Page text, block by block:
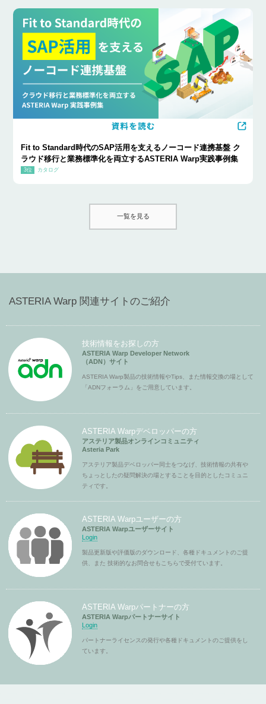
Fit to Standard時代のSAP活用を支えるノーコード連携基盤 ク
ラウド移行と業務標準化を両立するASTERIA Warp実践事例集
カタログ
一覧を見る
ASTERIA Warp 関連サイトのご紹介
技術情報をお探しの方
ASTERIA Warp Developer Network
（ADN）サイト
ASTERIA Warp製品の技術情報やTips、また情報交換の場として
「ADNフォーラム」をご用意しています。
ASTERIA Warpデベロッパーの方
アステリア製品オンラインコミュニティ
Asteria Park
アステリア製品デベロッパー同士をつなげ、技術情報の共有や
ちょっとしたの疑問解決の場とすることを目的としたコミュニ
ティです。
ASTERIA Warpユーザーの方
ASTERIA Warpユーザーサイト
Login
製品更新版や評価版のダウンロード、各種ドキュメントのご提
供、また 技術的なお問合せもこちらで受付ています。
ASTERIA Warpパートナーの方
ASTERIA Warpパートナーサイト
Login
パートナーライセンスの発行や各種ドキュメントのご提供をし
ています。